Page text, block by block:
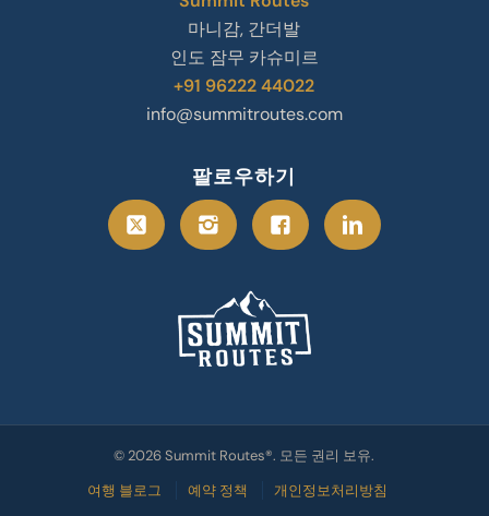
마니감, 간더발
인도 잠무 카슈미르
+91 96222 44022
info@summitroutes.com
팔로우하기
© 2026 Summit Routes®. 모든 권리 보유.
여행 블로그
예약 정책 개인정보처리방침